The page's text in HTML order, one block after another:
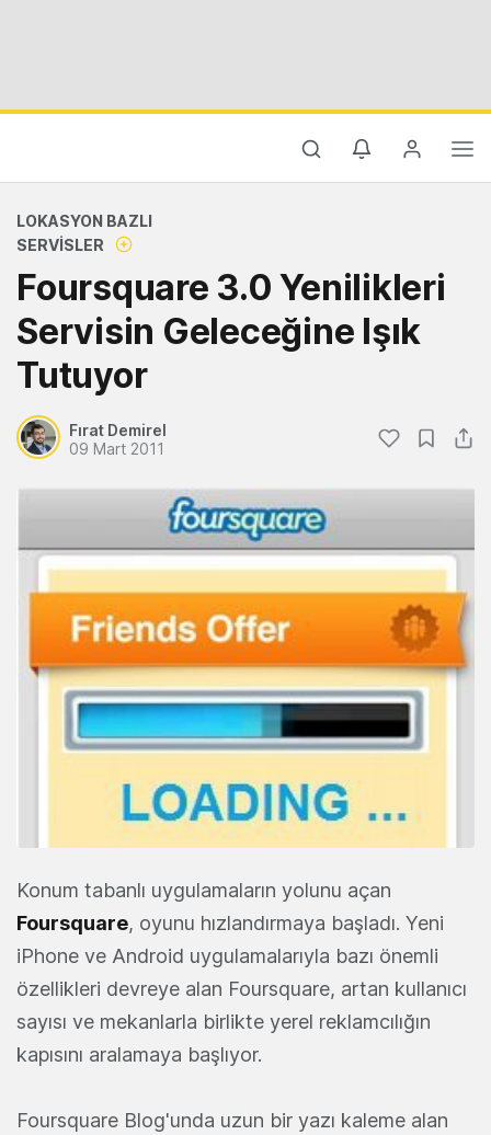
LOKASYON BAZLI
SERVISLER
Foursquare 3.0 Yenilikleri
Servisin Geleceğine Işık
Tutuyor
Fırat Demirel
09 Mart 2011
Konum tabanlı uygulamaların yolunu açan
Foursquare, oyunu hızlandırmaya başladı. Yeni
iPhone ve Android uygulamalarıyla bazı önemli
özellikleri devreye alan Foursquare, artan kullanıcı
sayısı ve mekanlarla birlikte yerel reklamcılığın
kapısını aralamaya başlıyor.
Foursquare Blog'unda uzun bir yazı kaleme alan